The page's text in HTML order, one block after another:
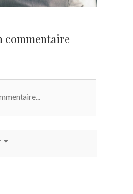
commentaire